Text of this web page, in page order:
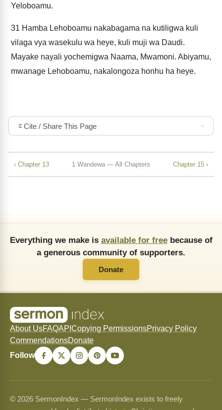
Yeloboamu.
31 Hamba Lehoboamu nakabagama na kutiligwa kuli
vilaga vya wasekulu wa heye, kuli muji wa Daudi.
Mayake nayali yochemigwa Naama, Mwamoni. Abiyamu,
mwanage Lehoboamu, nakalongoza honhu ha heye.
Cite / Share This Page
‹ Chapter 13 1 Wandewa — All Chapters Chapter 15 ›
Everything we make is available for freebecause of
a generous community of supporters.
Donate
About UsFAQAPI Copying PermissionsPrivacy Policy
CommendationsDonate
Follow
© 2026 SermonIndex — SermonIndex exists to freely